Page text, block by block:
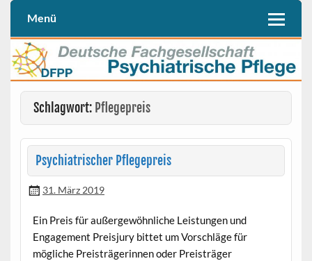
Skip
contentDFPP
Deutschen Fachgesellschaft Psychiatrische Pflege (DFPP e. V.)
Menü
Schlagwort: Pflegepreis
Psychiatrischer Pflegepreis
31. März 2019
Ein Preis für außergewöhnliche Leistungen und
Engagement Preisjury bittet um Vorschläge für
mögliche Preisträgerinnen oder Preisträger